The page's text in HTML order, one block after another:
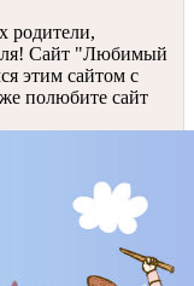
родители,
Сайт "Любимый
этим сайтом с
полюбите сайт